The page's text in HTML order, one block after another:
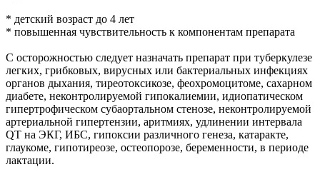
* детский возраст до 4 лет
* повышенная чувствительность к компонентам препарата
С осторожностью следует назначать препарат при туберкулезе
легких, грибковых, вирусных или бактериальных инфекциях
органов дыхания, тиреотоксикозе, феохромоцитоме, сахарном
диабете, неконтролируемой гипокалиемии, идиопатическом
гипертрофическом субаортальном стенозе, неконтролируемой
артериальной гипертензии, аритмиях, удлинении интервала
QT на ЭКГ, ИБС, гипоксии различного генеза, катаракте,
глаукоме, гипотиреозе, остеопорозе, беременности, в периоде
лактации.